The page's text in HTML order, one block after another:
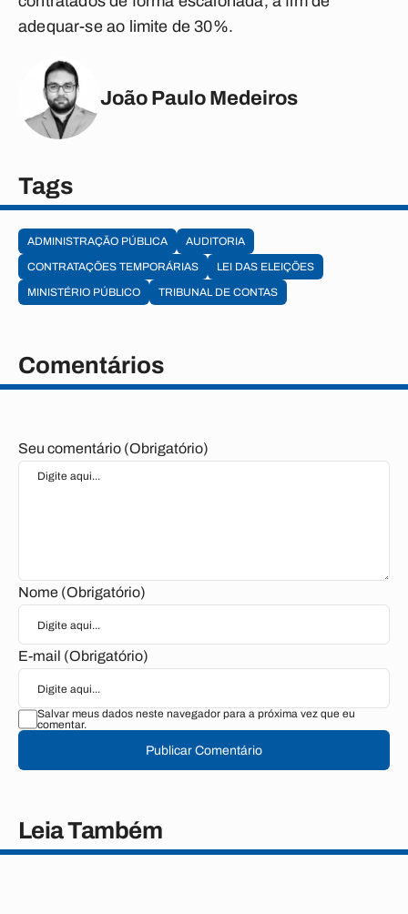
adequar-se ao limite de 30%.
João Paulo Medeiros
Tags
ADMINISTRAÇÃO PÚBLICA
AUDITORIA
CONTRATAÇÕES TEMPORÁRIAS
LEI DAS ELEIÇÕES
MINISTÉRIO PÚBLICO
TRIBUNAL DE CONTAS
Comentários
Seu comentário (Obrigatório)
Nome (Obrigatório)
E-mail (Obrigatório)
Salvar meus dados neste navegador para a próxima vez que eu
comentar.
Publicar Comentário
Leia Também